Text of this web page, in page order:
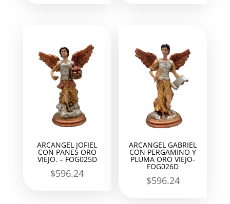
ARCANGEL JOFIEL
CON PANES ORO
VIEJO. – FOG025D
$596.24
ARCANGEL GABRIEL
CON PERGAMINO Y
PLUMA ORO VIEJO-
FOG026D
$596.24